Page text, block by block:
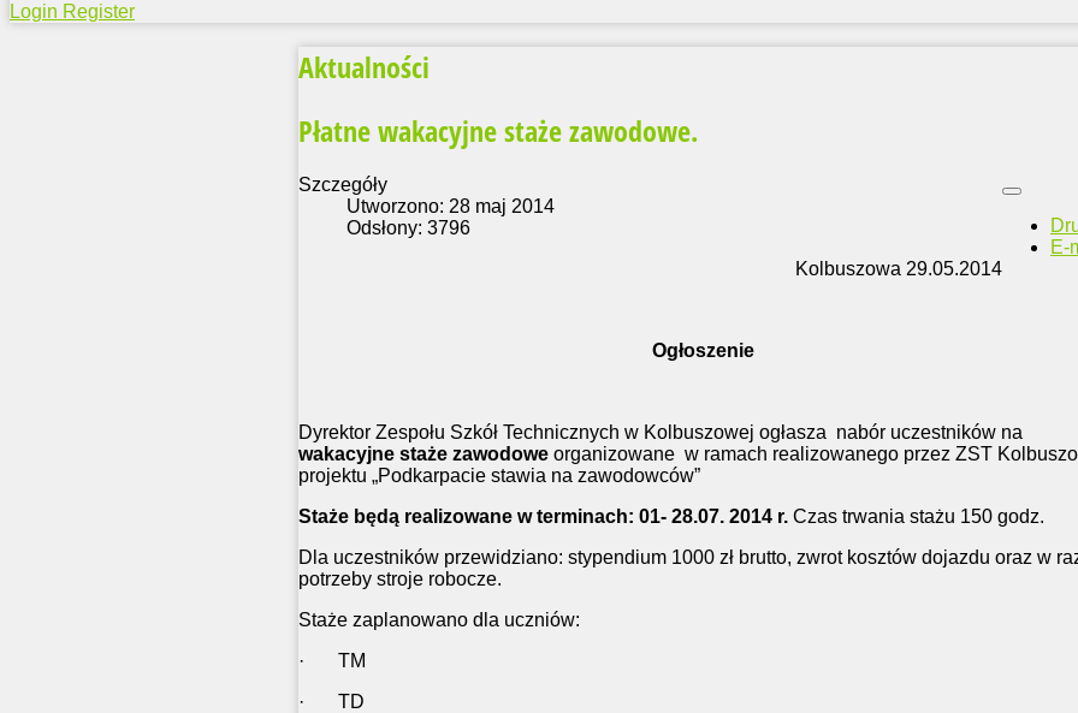
Login Register
Aktualności
Płatne wakacyjne staże zawodowe.
E-
Szczegóły
Utworzono: 28 maj 2014
Odsłony: 3796
Kolbuszowa 29.05.2014
Ogłoszenie
Dyrektor Zespołu Szkół Technicznych w Kolbuszowej ogłasza nabór uczestników na
wakacyjne staże zawodowe organizowane w ramach realizowanego przez ZST
projektu „Podkarpacie stawia na zawodowców”
Staże będą realizowane w terminach: 01- 28.07. 2014 r. Czas trwania stażu 150 godz.
Dla uczestników przewidziano: stypendium 1000 zł brutto, zwrot kosztów dojazdu oraz w
potrzeby stroje robocze.
Staże zaplanowano dla uczniów:
· TM
· TD